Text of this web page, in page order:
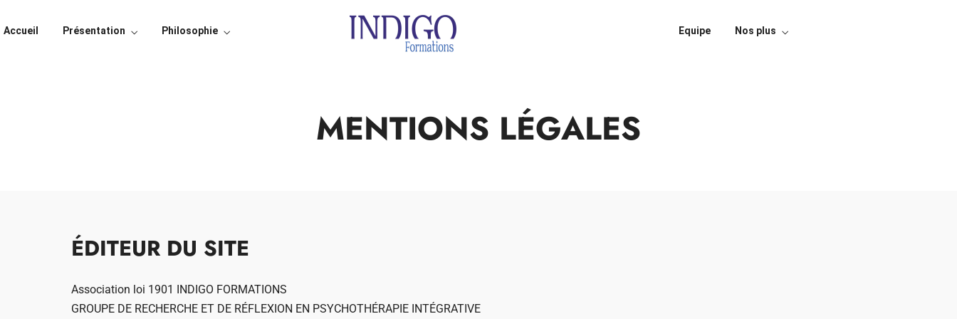
Accueil Présentation Philosophie Equipe Nos plus
MENTIONS LÉGALES
ÉDITEUR DU SITE
Association loi 1901 INDIGO FORMATIONS
GROUPE DE RECHERCHE ET DE RÉFLEXION EN PSYCHOTHÉRAPIE INTÉGRATIVE